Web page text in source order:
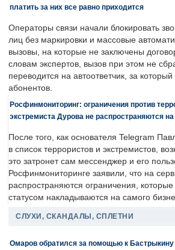
платить за них все равно приходится
Операторы связи начали блокировать
лиц без маркировки и массовые
вызовы, на которые не заключены
словам экспертов, вызов при этом не
переводится на автоответчик, за
абонентов.
Росфинмониторинг: ограничения против
экстремиста Дурова не распространяются на
После того, как основателя Telegram
в список террористов и экстремистов,
это затронет сам мессенджер и его
Росфинмониторинге заявили, что на
распространяются ограничения, которые
статусом накладываются на самого
СЛУХИ, СКАНДАЛЫ, СПЛЕТНИ
Омаров обратился за помощью к Бастрыкину